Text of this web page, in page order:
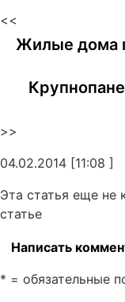
<<
Жилые дома
>>
04.02.2014 [11:08 ]
Эта статья еще не
статье
Написать
* = обязательные